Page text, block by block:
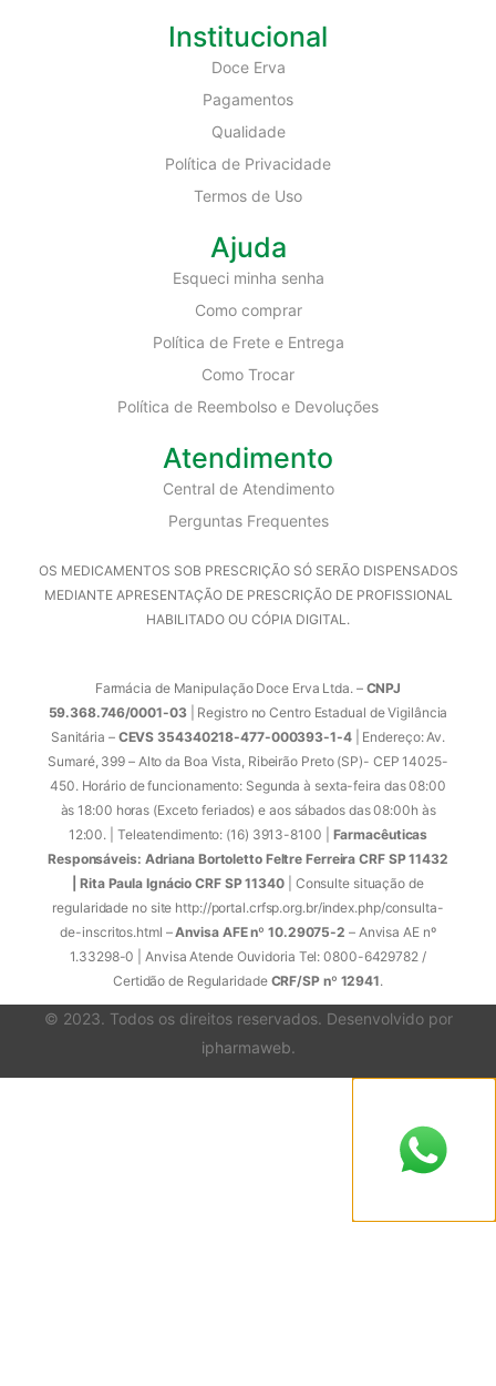
Institucional
Doce Erva
Pagamentos
Qualidade
Política de Privacidade
Termos de Uso
Ajuda
Esqueci minha senha
Como comprar
Política de Frete e Entrega
Como Trocar
Política de Reembolso e Devoluções
Atendimento
Central de Atendimento
Perguntas Frequentes
OS MEDICAMENTOS SOB PRESCRIÇÃO SÓ SERÃO DISPENSADOS
MEDIANTE APRESENTAÇÃO DE PRESCRIÇÃO DE PROFISSIONAL
HABILITADO OU CÓPIA DIGITAL.
Farmácia de Manipulação Doce Erva Ltda. – CNPJ
59.368.746/0001-03| Registro no Centro Estadual de Vigilância
Sanitária –CEVS 354340218-477-000393-1-4| Endereço: Av.
Sumaré, 399 – Alto da Boa Vista, Ribeirão Preto (SP)- CEP 14025-
450. Horário de funcionamento: Segunda à sexta-feira das 08:00
às 18:00 horas (Exceto feriados) e aos sábados das 08:00h às
12:00. | Teleatendimento: (16) 3913-8100 | Farmacêuticas
Responsáveis: Adriana Bortoletto Feltre Ferreira CRF SP 11432
| Rita Paula Ignácio CRF SP 11340 | Consulte situação de
regularidade no site http://portal.crfsp.org.br/index.php/consulta-
de-inscritos.html –Anvisa AFE nº 10.29075-2 – Anvisa AE nº
1.33298-0 | Anvisa Atende Ouvidoria Tel: 0800-6429782 /
Certidão de Regularidade CRF/SP nº 12941.
© 2023. Todos os direitos reservados. Desenvolvido por
ipharmaweb.